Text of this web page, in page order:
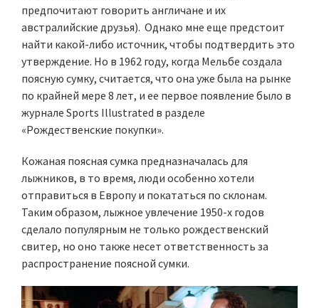
предпочитают говорить англичане и их
австралийские друзья). Однако мне еще предстоит
найти какой-либо источник, чтобы подтвердить это
утверждение. Но в 1962 году, когда Мельбе создала
поясную сумку, считается, что она уже была на рынке
по крайней мере 8 лет, и ее первое появление было в
журнале Sports Illustrated в разделе
«Рождественские покупки».
Кожаная поясная сумка предназначалась для
лыжников, в то время, люди особенно хотели
отправиться в Европу и покататься по склонам.
Таким образом, лыжное увлечение 1950-х годов
сделало популярным не только рождественский
свитер, но оно также несет ответственность за
распространение поясной сумки.